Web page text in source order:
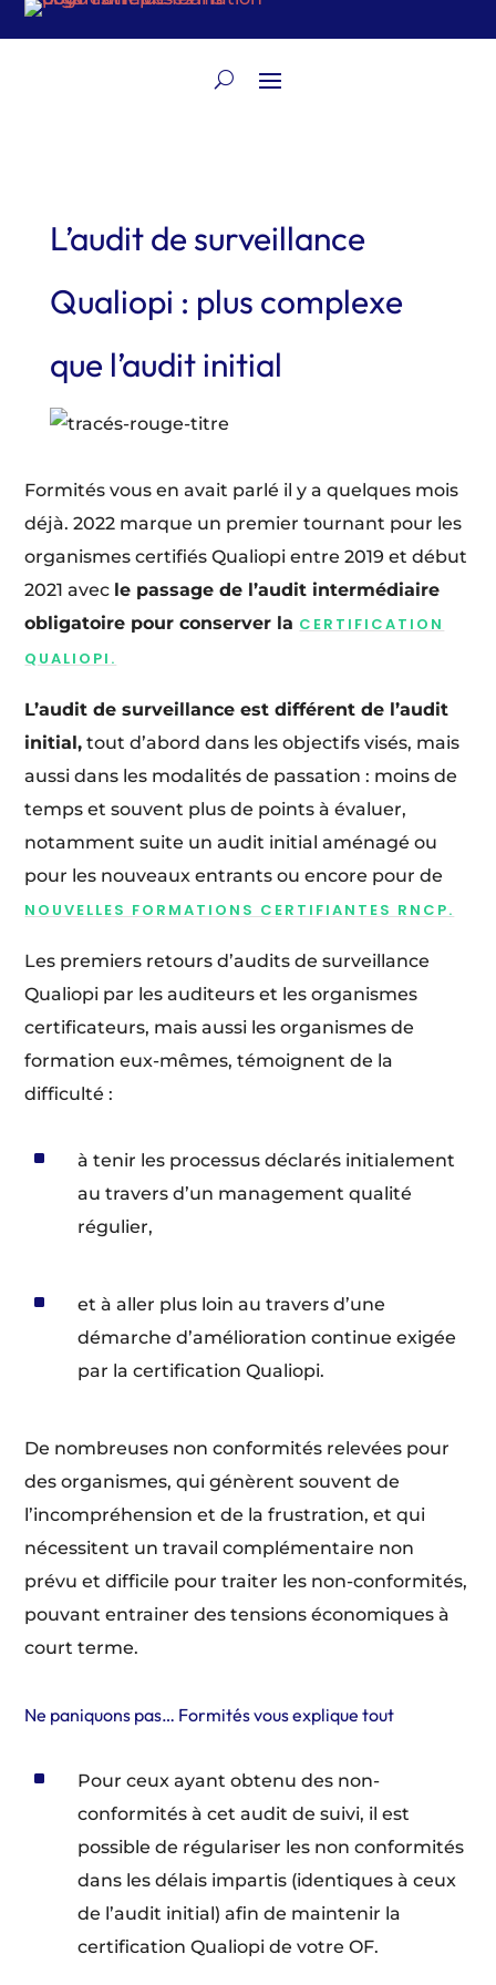
L’audit de surveillance
Qualiopi : plus complexe
que l’audit initial
Formités vous en avait parlé il y a quelques mois
déjà. 2022 marque un premier tournant pour les
organismes certifiés Qualiopi entre 2019 et début
2021 avec le passage de l’audit intermédiaire
obligatoire pour conserver la CERTIFICATION
QUALIOPI.
L’audit de surveillance est différent de l’audit
initial, tout d’abord dans les objectifs visés, mais
aussi dans les modalités de passation : moins de
temps et souvent plus de points à évaluer,
notamment suite un audit initial aménagé ou
pour les nouveaux entrants ou encore pour de
NOUVELLES FORMATIONS CERTIFIANTES RNCP.
Les premiers retours d’audits de surveillance
Qualiopi par les auditeurs et les organismes
certificateurs, mais aussi les organismes de
formation eux-mêmes, témoignent de la
difficulté :
^
à tenir les processus déclarés initialement
au travers d’un management qualité
régulier,
^
et à aller plus loin au travers d’une
démarche d’amélioration continue exigée
par la certification Qualiopi.
De nombreuses non conformités relevées pour
des organismes, qui génèrent souvent de
l’incompréhension et de la frustration, et qui
nécessitent un travail complémentaire non
prévu et difficile pour traiter les non-conformités,
pouvant entrainer des tensions économiques à
court terme.
Ne paniquons pas… Formités vous explique tout
^
Pour ceux ayant obtenu des non-
conformités à cet audit de suivi, il est
possible de régulariser les non conformités
dans les délais impartis (identiques à ceux
de l’audit initial) afin de maintenir la
certification Qualiopi de votre OF.